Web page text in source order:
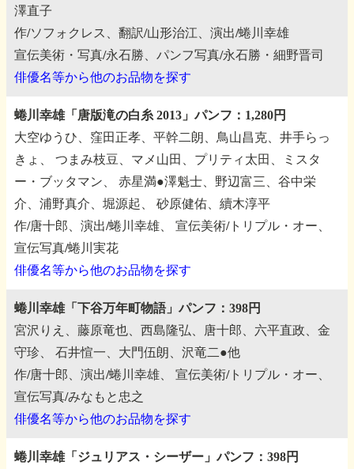
澤直子
作/ソフォクレス、翻訳/山形治江、演出/蜷川幸雄
宣伝美術・写真/永石勝、パンフ写真/永石勝・細野晋司
俳優名等から他のお品物を探す
蜷川幸雄「唐版滝の白糸 2013」パンフ：1,280円
大空ゆうひ、窪田正孝、平幹二朗、鳥山昌克、井手らっ
きょ、
つまみ枝豆、マメ山田、プリティ太田、ミスタ
ー・ブッタマン、
赤星満●澤魁士、野辺富三、谷中栄
介、浦野真介、堀源起、
砂原健佑、續木淳平
作/唐十郎、演出/蜷川幸雄、
宣伝美術/トリプル・オー、
宣伝写真/蜷川実花
俳優名等から他のお品物を探す
蜷川幸雄「下谷万年町物語」パンフ：398円
宮沢りえ、藤原竜也、西島隆弘、唐十郎、六平直政、金
守珍、
石井愃一、大門伍朗、沢竜二●他
作/唐十郎、演出/蜷川幸雄、
宣伝美術/トリプル・オー、
宣伝写真/みなもと忠之
俳優名等から他のお品物を探す
蜷川幸雄「ジュリアス・シーザー」パンフ：398円